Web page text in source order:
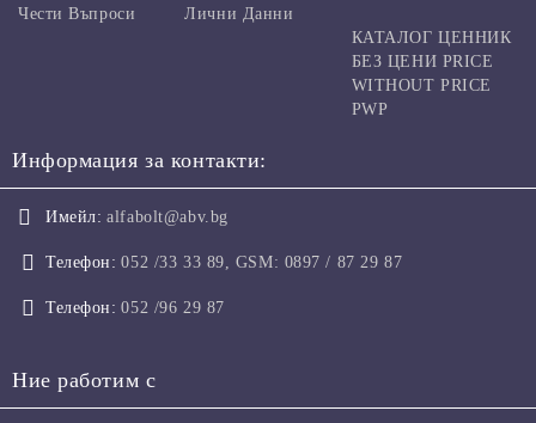
Чести Въпроси Лични Данни
КАТАЛОГ ЦЕННИК
БЕЗ ЦЕНИ PRICE
WITHOUT PRICE
PWP
Информация за контакти:
Имейл: alfabolt@abv.bg
Телефон: 052 /33 33 89, GSM: 0897 / 87 29 87
Телефон: 052 /96 29 87
Ние работим с